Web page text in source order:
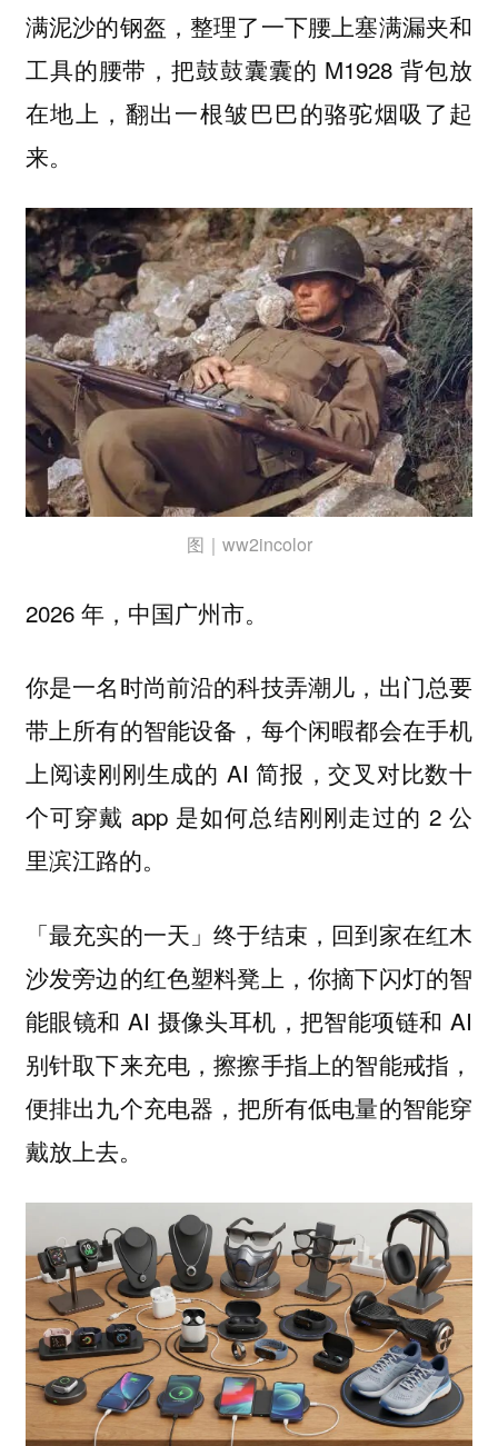
满泥沙的钢盔，整理了一下腰上塞满漏夹和
工具的腰带，把鼓鼓囊囊的 M1928 背包放
在地上，翻出一根皱巴巴的骆驼烟吸了起
来。
图｜ww2incolor
2026 年，中国广州市。
你是一名时尚前沿的科技弄潮儿，出门总要
带上所有的智能设备，每个闲暇都会在手机
上阅读刚刚生成的 AI 简报，交叉对比数十
个可穿戴 app 是如何总结刚刚走过的 2 公
里滨江路的。
「最充实的一天」终于结束，回到家在红木
沙发旁边的红色塑料凳上，你摘下闪灯的智
能眼镜和 AI 摄像头耳机，把智能项链和 AI
别针取下来充电，擦擦手指上的智能戒指，
便排出九个充电器 ，把所有低电量的智能穿
戴放上去。